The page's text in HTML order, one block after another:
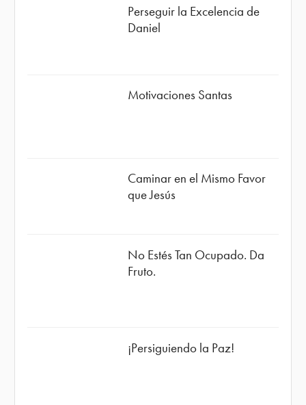
Perseguir la Excelencia de
Daniel
Motivaciones Santas
Caminar en el Mismo Favor
que Jesús
No Estés Tan Ocupado. Da
Fruto.
¡Persiguiendo la Paz!